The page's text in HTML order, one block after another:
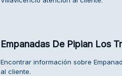
Empanadas De Pipian Los
Encontrar información sobre
al cliente.